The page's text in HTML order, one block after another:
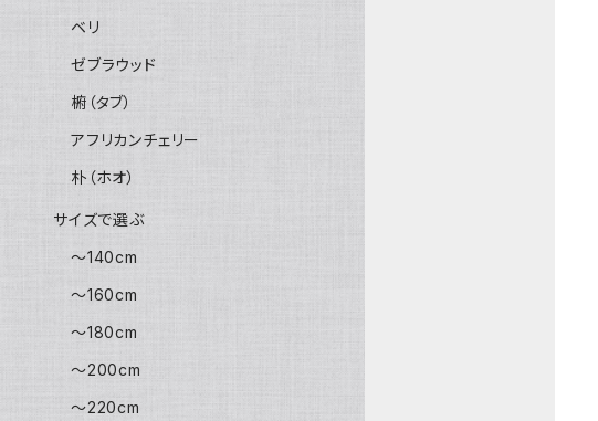
ベリ
ゼブラウッド
椨（タブ）
アフリカンチェリー
朴（ホオ）
サイズで選ぶ
～140cm
～160cm
～180cm
～200cm
～220cm